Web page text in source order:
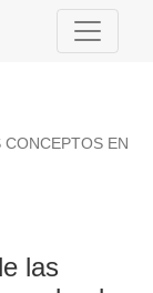
1970)
EN
las